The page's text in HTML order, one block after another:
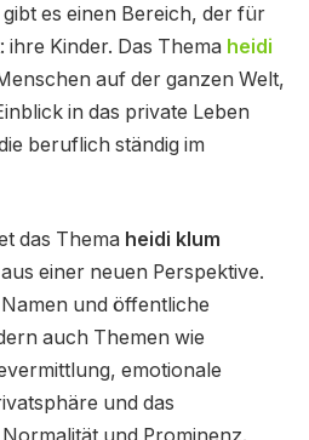
es einen Bereich, der für
Kinder. Das Thema heidi
auf der ganzen Welt,
in das private Leben
beruflich ständig im
das Thema heidi klum
einer neuen Perspektive.
und öffentliche
auch Themen wie
emotionale
und das